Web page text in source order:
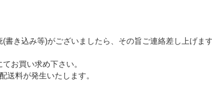
き込み等)がございましたら、その旨ご連絡差し上げます
お買い求め下さい。
送料が発生いたします。